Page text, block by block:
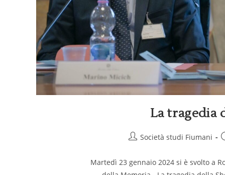
La tragedia
Società studi Fiumani
Martedì 23 gennaio 2024 si è svolto a